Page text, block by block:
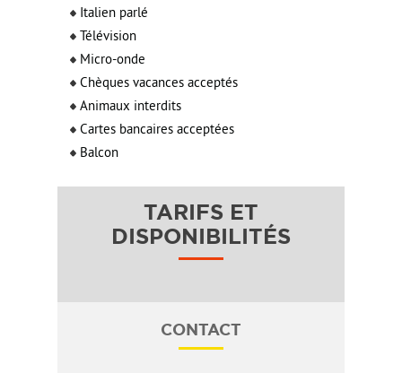
Italien parlé
Télévision
Micro-onde
Chèques vacances acceptés
Animaux interdits
Cartes bancaires acceptées
Balcon
TARIFS ET
DISPONIBILITÉS
CONTACT